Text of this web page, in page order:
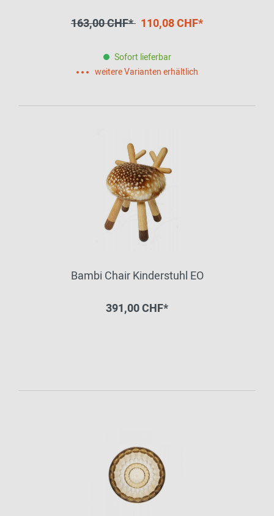
163,00 CHF* 110,08 CHF*
Sofort lieferbar
weitere Varianten erhältlich
Bambi Chair Kinderstuhl EO
391,00 CHF*